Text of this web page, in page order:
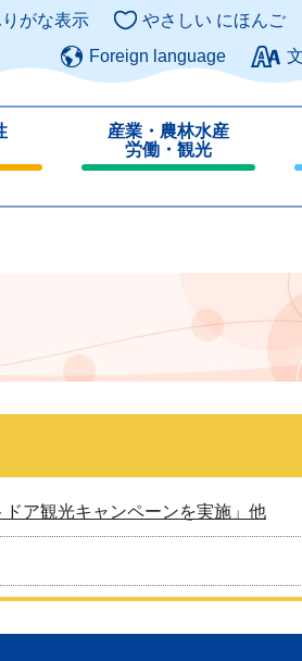
このページ
がな表示 やさしい にほんご
Foreign language
産業・農林水産
労働・観光
じ
ア観光キャンペーンを実施」他